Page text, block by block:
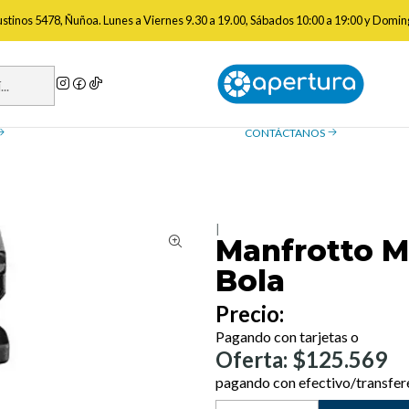
5478, Ñuñoa. Lunes a Viernes 9.30 a 19.00, Sábados 10:00 a 19:00 y
y Soportes Cabezales Para Trípodes Manfrotto MH496-BH
de reembolso
necesitas saber sobre las
Contáctanos
¿Tienes preguntas? Estamos
CONTÁCTANOS
Manfrotto
Bola
Precio:
Pagando con tarjetas o
Oferta: $125.569
pagando con efectivo/